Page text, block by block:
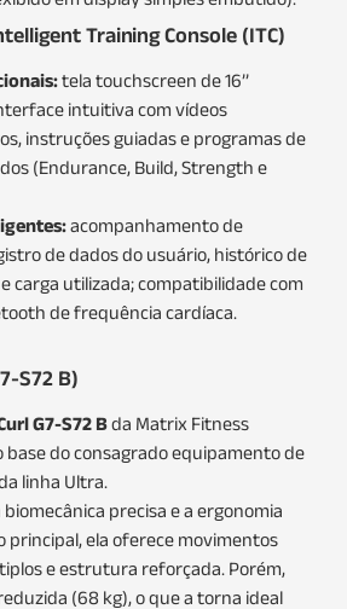
Training Console (ITC)
tela touchscreen de 16’’
intuitiva com vídeos
instruções guiadas e programas de
(Endurance, Build, Strength e
acompanhamento de
de dados do usuário, histórico de
carga utilizada; compatibilidade com
de frequência cardíaca.
S72 B)
G7-S72 Bda Matrix Fitness
base do consagrado equipamento de
linha Ultra.
precisa e a ergonomia
principal, ela oferece movimentos
e estrutura reforçada. Porém,
(68 kg), o que a torna ideal